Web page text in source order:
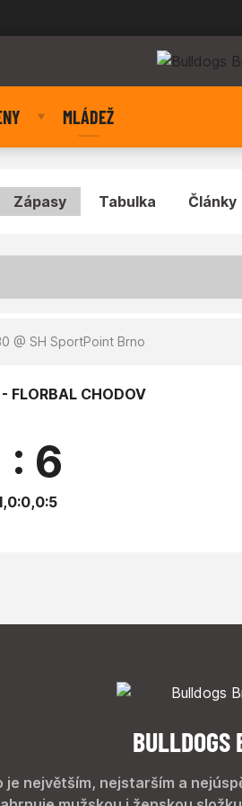
MLÁDEŽ
Zápasy Tabulka Články
@ SH SportPoint Brno
FLORBAL CHODOV
: 6
BULLDOGS
je největším, nejstarším a